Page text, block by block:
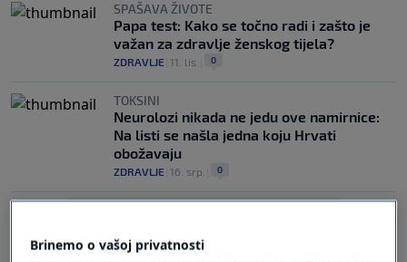
SPAŠAVA ŽIVOTE
Papa test: Kako se točno radi i zašto je
važan za zdravlje ženskog tijela?
ZDRAVLJE 11. lis. 0
TOKSINI
Neurolozi nikada ne jedu ove namirnice:
Na listi se našla jedna koju Hrvati
obožavaju
ZDRAVLJE 16. srp. 0
Brinemo o vašoj privatnosti